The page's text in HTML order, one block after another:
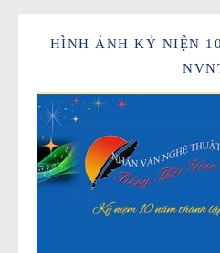
HÌNH ẢNH KỶ NIỆN